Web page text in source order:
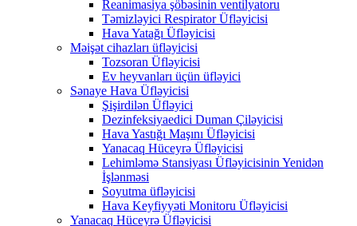
Reanimasiya şöbəsinin ventilyatoru
Təmizləyici Respirator Üfləyicisi
Hava Yatağı Üfləyicisi
Məişət cihazları üfləyicisi
Tozsoran Üfləyicisi
Ev heyvanları üçün üfləyici
Sənaye Hava Üfləyicisi
Şişirdilən Üfləyici
Dezinfeksiyaedici Duman Çiləyicisi
Hava Yastığı Maşını Üfləyicisi
Yanacaq Hüceyrə Üfləyicisi
Lehimləmə Stansiyası Üfləyicisinin Yenidən
İşlənməsi
Soyutma üfləyicisi
Hava Keyfiyyəti Monitoru Üfləyicisi
Yanacaq Hüceyrə Üfləyicisi